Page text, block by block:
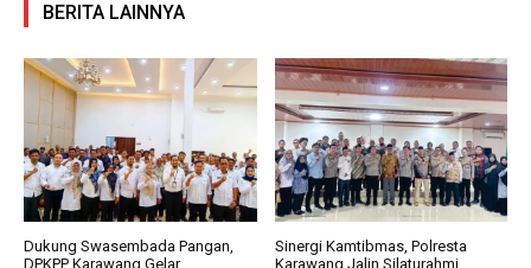
BERITA LAINNYA
Dukung Swasembada Pangan,
DPKPP Karawang Gelar
Sinergi Kamtibmas, Polresta
Karawang Jalin Silaturahmi